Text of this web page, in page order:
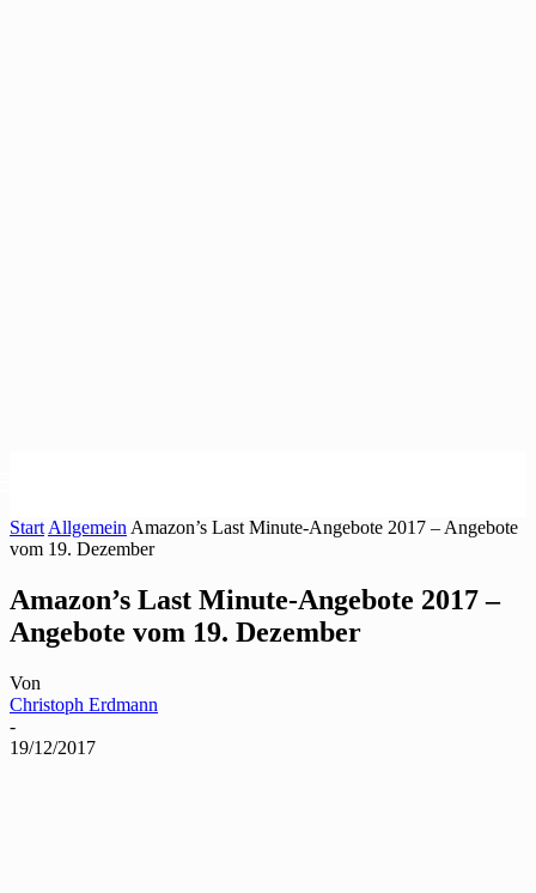
Start Allgemein Amazon’s Last Minute-Angebote 2017 – Angebote
vom 19. Dezember
Amazon’s Last Minute-Angebote 2017 –
Angebote vom 19. Dezember
Von
Christoph Erdmann
-
19/12/2017